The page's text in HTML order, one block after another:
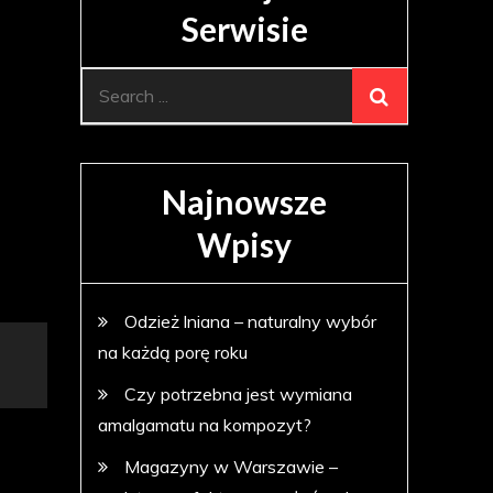
Serwisie
Najnowsze
Wpisy
Odzież lniana – naturalny wybór
na każdą porę roku
Czy potrzebna jest wymiana
amalgamatu na kompozyt?
Magazyny w Warszawie –